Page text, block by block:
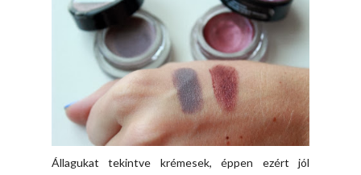
Állagukat tekintve krémesek, éppen ezért jól